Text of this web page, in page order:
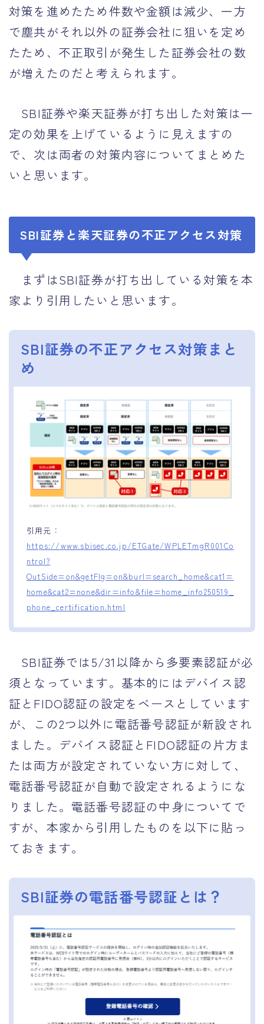
対策を進めたため件数や金額は減少、一方
で塵共がそれ以外の証券会社に狙いを定め
たため、不正取引が発生した証券会社の数
が増えたのだと考えられます。
SBI証券や楽天証券が打ち出した対策は一
定の効果を上げているように見えますの
で、次は両者の対策内容についてまとめた
いと思います。
SBI証券と楽天証券の不正アクセス対策
まずはSBI証券が打ち出している対策を本
家より引用したいと思います。
SBI証券の不正アクセス対策まと
め
引用元：
https://www.sbisec.co.jp/ETGate/WPLETmgR001Co
ntrol?
OutSide=on&getFlg=on&burl=search_home&cat1=
home&cat2=none&dir=info&file=home_info250519_
phone_certification.html
SBI証券では5/31以降から多要素認証が必
須となっています。基本的にはデバイス認
証とFIDO認証の設定をベースとしています
が、この2つ以外に電話番号認証が新設され
ました。デバイス認証とFIDO認証の片方ま
たは両方が設定されていない方に対して、
電話番号認証が自動で設定されるようにな
りました。電話番号認証の中身についてで
すが、本家から引用したものを以下に貼っ
ておきます。
SBI証券の電話番号認証とは？